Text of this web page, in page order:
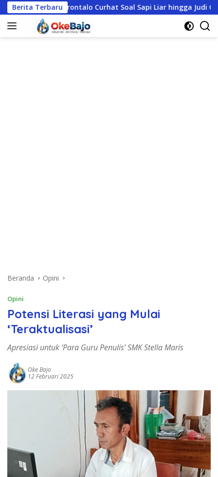
Langsung
ke
konten
Berita Terbaru
Curhat Soal Sapi Liar hingga Judi Online, Polres
Beranda Opini
Opini
Potensi Literasi yang Mulai
‘Teraktualisasi’
Apresiasi untuk ‘Para Guru Penulis’ SMK Stella Maris
Oke Bajo
12 Februari 2025